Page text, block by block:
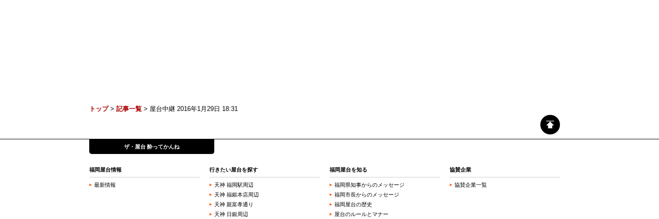
トップ> 記事一覧 > 屋台中継 2016年1月29日 18:31
ザ・屋台 酔ってかんね
福岡屋台情報
最新情報
行きたい屋台を探す
天神 福岡駅周辺
天神 福銀本店周辺
天神 親富孝通り
天神 日銀周辺
福岡屋台を知る
福岡県知事からのメッセージ
福岡市長からのメッセージ
福岡屋台の歴史
屋台のルールとマナー
協賛企業
協賛企業一覧